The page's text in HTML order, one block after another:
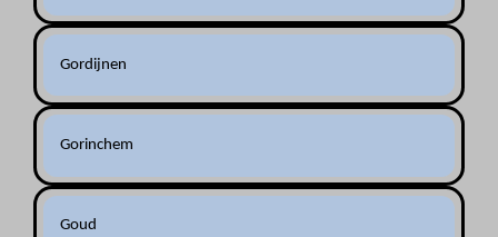
Gordijnen
Gorinchem
Goud